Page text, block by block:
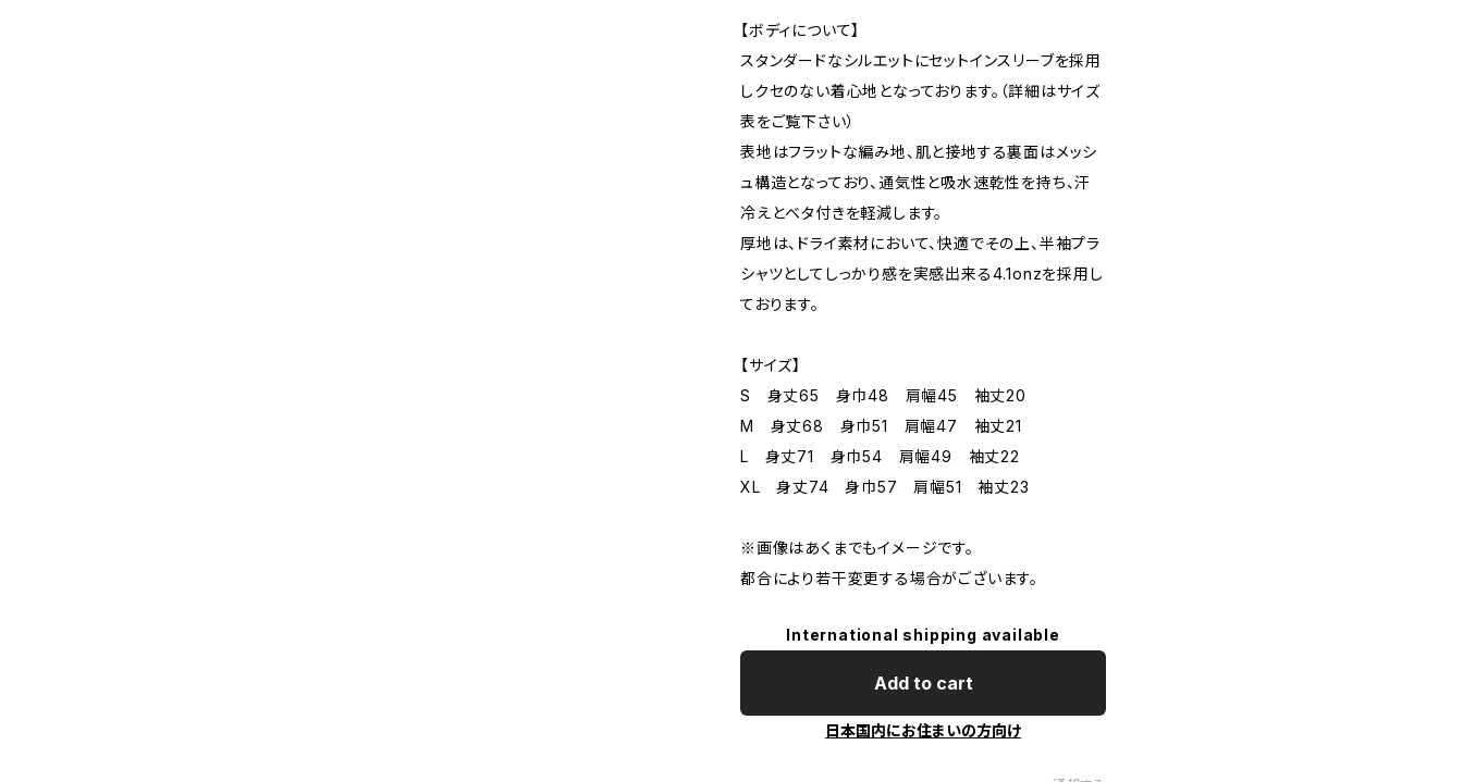
【ボディについて】
スタンダードなシルエットにセットインスリーブを採用
しクセのない着心地となっております。（詳細はサイズ
表をご覧下さい）
表地はフラットな編み地、肌と接地する裏面はメッシ
ュ構造となっており、通気性と吸水速乾性を持ち、汗
冷えとベタ付きを軽減します。
厚地は、ドライ素材において、快適でその上、半袖プラ
シャツとしてしっかり感を実感出来る4.1onzを採用し
ております。
【サイズ】
S 身丈65 身巾48 肩幅45 袖丈20
M 身丈68 身巾51 肩幅47 袖丈21
L 身丈71 身巾54 肩幅49 袖丈22
XL 身丈74 身巾57 肩幅51 袖丈23
※画像はあくまでもイメージです。
都合により若干変更する場合がございます。
International shipping available
Add to cart
日本国内にお住まいの方向け